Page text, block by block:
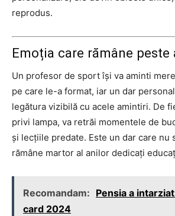
reprodus.
Emoția care rămâne peste
Un profesor de sport își va aminti
pe care le-a format, iar un dar
legătura vizibilă cu acele amintiri. De
privi lampa, va retrăi momentele de
și lecțiile predate. Este un dar care nu
rămâne martor al anilor dedicați
Recomandam: Pensia a
card 2024